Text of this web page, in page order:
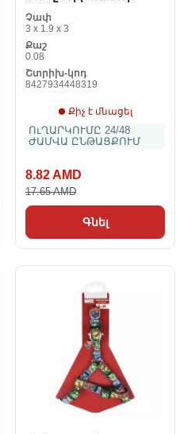
Չափ
3 x 1.9 x 3
Քաշ
0.08
Շտրիխ-կոդ
8427934448319
Քիչ է մնացել
ՈւՂԱՐԿՈՒՄԸ 24/48
ԺԱՄՎԱ ԸՆԹԱՑՔՈՒՄ
8.82 AMD
17.65 AMD
Գնել